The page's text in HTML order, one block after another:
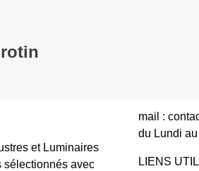
et Luminaires
sélectionnés avec
mail :
du Lundi
LIENS